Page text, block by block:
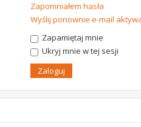
Zapomniałem hasła
Wyślij ponownie e-mail
Zapamiętaj mnie
Ukryj mnie w tej sesji